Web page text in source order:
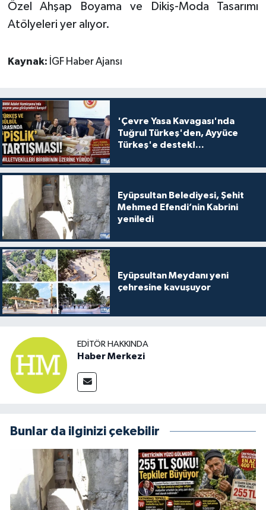
Özel Ahşap Boyama ve Dikiş-Moda Tasarımı
Atölyeleri yer alıyor.
Kaynak: İGF Haber Ajansı
'Çevre Yasa Kavagası'nda
Tuğrul Türkeş'den, Ayyüce
Türkeş'e destek!...
Eyüpsultan Belediyesi, Şehit
Mehmed Efendi’nin Kabrini
yeniledi
Eyüpsultan Meydanı yeni
çehresine kavuşuyor
EDITÖR HAKKINDA
Haber Merkezi
Bunlar da ilginizi çekebilir